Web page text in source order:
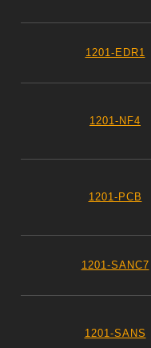
1201-EDR1
1201-NF4
1201-PCB
1201-SANC7
1201-SANS